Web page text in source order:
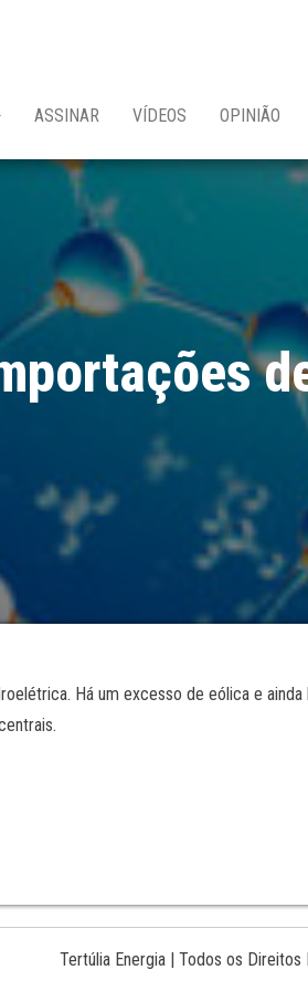
ASSINAR VÍDEOS OPINIÃO
Há um excesso de eólica e
Tertúlia Energia | Todos os Direitos